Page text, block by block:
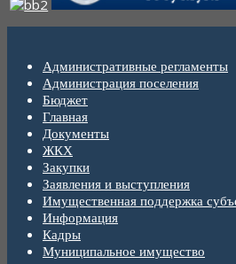
Административные регламенты
Администрация поселения
Бюджет
Главная
Документы
ЖКХ
Закупки
Заявления и выступления
Имущественная поддержка
Информация
Кадры
Муниципальное имущество